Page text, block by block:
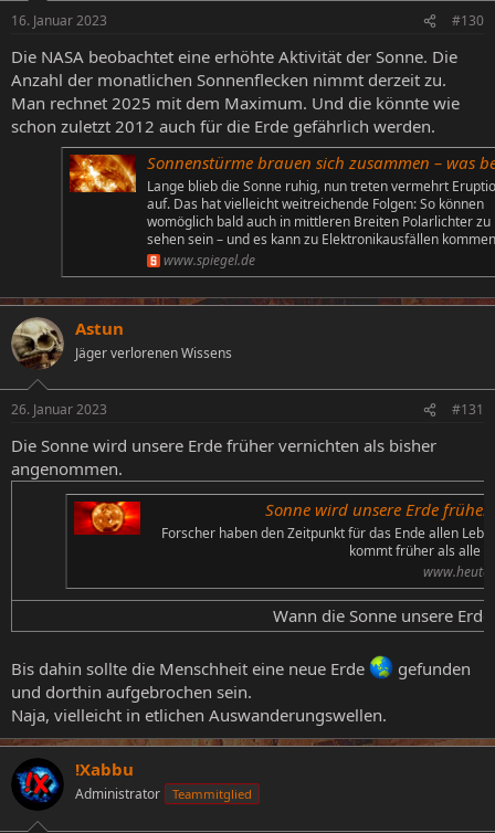
n
e
n
:
16. Januar 2023 #130
Die NASA beobachtet eine erhöhte Aktivität der Sonne. Die
Anzahl der monatlichen Sonnenflecken nimmt derzeit zu.
Man rechnet 2025 mit dem Maximum. Und die könnte wie
schon zuletzt 2012 auch für die Erde gefährlich werden.
Sonnenstürme brauen sich zusammen – was bedeutet das für die
Lange blieb die Sonne ruhig, nun treten vermehrt
auf. Das hat vielleicht weitreichende Folgen: So können
womöglich bald auch in mittleren Breiten Polarlichter zu
sehen sein – und es kann zu Elektronikausfällen
www.spiegel.de
Astun
Jäger verlorenen Wissens
26. Januar 2023 #131
Die Sonne wird unsere Erde früher vernichten als bisher
angenommen.
Sonne wird unsere Erde
Forscher haben den Zeitpunkt für das Ende allen
kommt früher als alle
Wann die Sonne unsere
Bis dahin sollte die Menschheit eine neue Erde
gefunden
und dorthin aufgebrochen sein.
Naja, vielleicht in etlichen Auswanderungswellen.
!Xabbu
Administrator Teammitglied